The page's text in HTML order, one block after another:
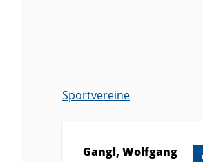
Gangl, Wolfgang
Sportvereine